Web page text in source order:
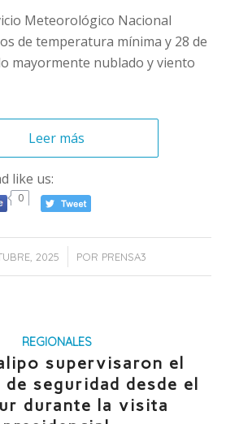
Meteorológico Nacional
de temperatura mínima y 28 de
mayormente nublado y viento
Leer más
like us:
0
2025
/ POR PRENSA3
REGIONALES
supervisaron el
seguridad desde el
durante la visita